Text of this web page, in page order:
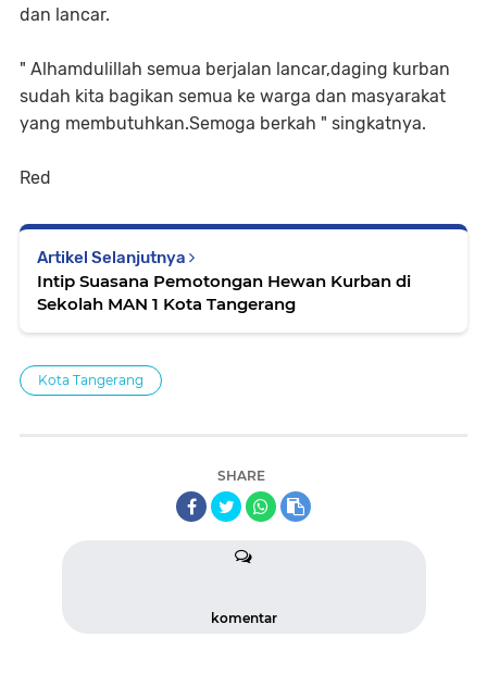
dan lancar.
" Alhamdulillah semua berjalan lancar,daging kurban
sudah kita bagikan semua ke warga dan masyarakat
yang membutuhkan.Semoga berkah " singkatnya.
Red
Artikel Selanjutnya
Intip Suasana Pemotongan Hewan Kurban di
Sekolah MAN 1 Kota Tangerang
Kota Tangerang
SHARE
komentar